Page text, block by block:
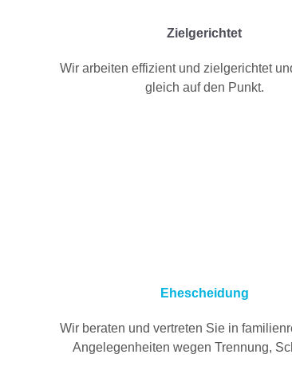
Zielgerichtet
Wir arbeiten effizient und zielgerichtet
gleich auf den Punkt.
Ehescheidung
Wir beraten und vertreten Sie in
Angelegenheiten wegen Trennung,